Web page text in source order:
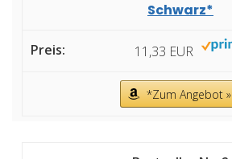
Schwarz*
11,33 EUR
*Zum Angebot »